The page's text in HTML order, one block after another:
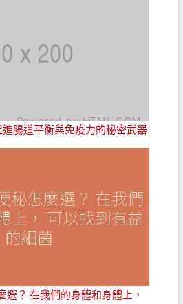
腸道平衡與免疫力的秘密武器
選？ 在我們的身體和身體上，